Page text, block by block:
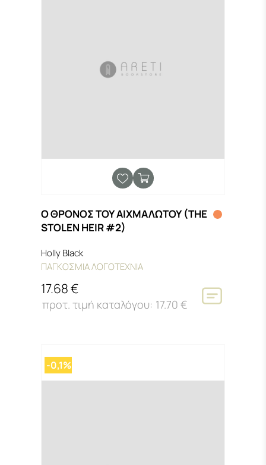
Ο ΘΡΟΝΟΣ ΤΟΥ ΑΙΧΜΑΛΩΤΟΥ (THE
STOLEN HEIR #2)
Holly Black
ΠΑΓΚΟΣΜΙΑ ΛΟΓΟΤΕΧΝΙΑ
17.68 €
17.70 €
-0,1%